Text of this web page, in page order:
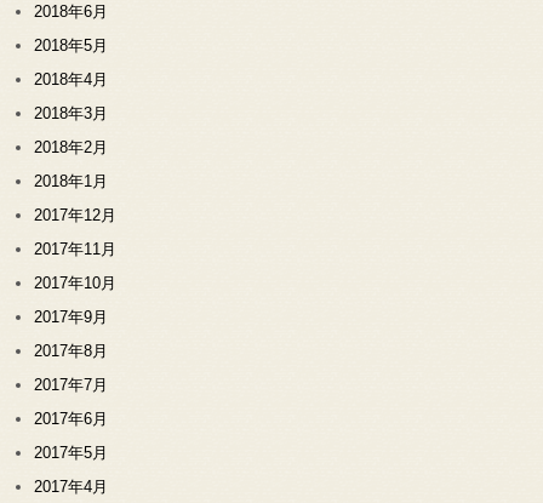
2018年6月
2018年5月
2018年4月
2018年3月
2018年2月
2018年1月
2017年12月
2017年11月
2017年10月
2017年9月
2017年8月
2017年7月
2017年6月
2017年5月
2017年4月